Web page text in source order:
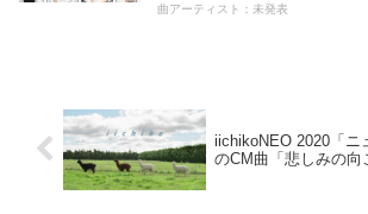
曲アーティスト：未発表
iichikoNEO 2020「ニ
のCM曲「悲しみの向